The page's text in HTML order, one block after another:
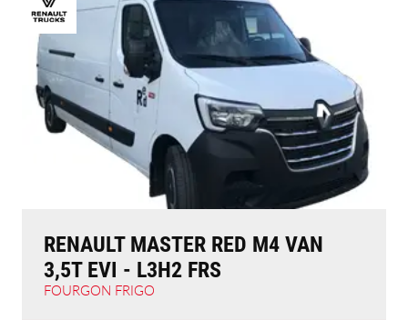
RENAULT MASTER RED M4 VAN
3,5T EVI - L3H2 FRS
FOURGON FRIGO